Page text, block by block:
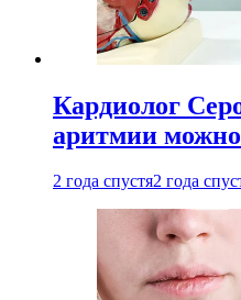
Кардиолог
аритмии можно
2 года спустя2 года